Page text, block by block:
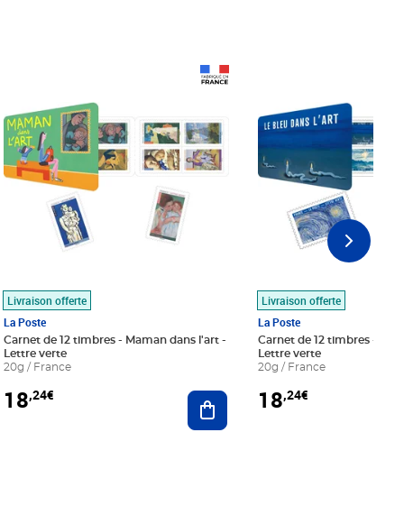
au panier
Livraison offerte
La Poste
Carnet de 12 timbres - Maman dans l'art -
Lettre verte
20g / France
18,24€ Ajouter au panier
Livraison offerte
La Poste
Carnet de 12 timbres - Le
Lettre verte
20g / France
18,24€